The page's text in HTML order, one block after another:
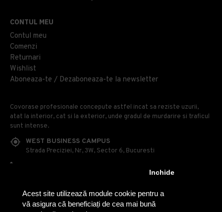
Acest site utilizează module cookie pentru a
vă asigura că beneficiați de cea mai bună
Inchide
CONTUL MEU
Contul meu
Comenzi
Returnari
Wishlist
Aboneaza-te / Dezaboneaza-te la newsletter
Covorase profesionale concepute astfel incat sa reziste uzurii,
atat la interior, cat si la exterior, unde gradul de murdarire si traficul
sunt intense.
WEST BUSINESS CAMPUS
Strada Preciziei, Nr, 3W, Sector 6, Bucuresti
OFFICE@COVOARE-PROFESIONALE.RO